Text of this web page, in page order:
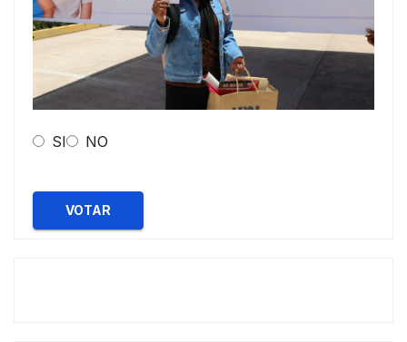
SI NO
VOTAR